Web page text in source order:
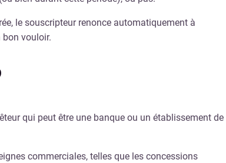
le souscripteur renonce automatiquement à
vouloir.
qui peut être une banque ou un établissement de
commerciales, telles que les concessions